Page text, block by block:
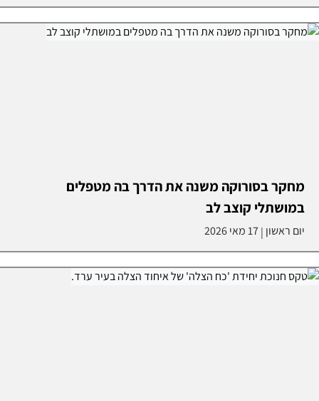
מחקר בסורוקה משנה את הדרך בה מטפלים
במושתלי קוצב לב
יום ראשון |17 מאי 2026